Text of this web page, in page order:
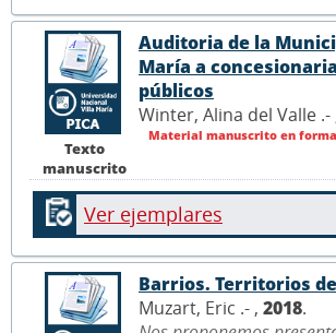
Texto
manuscrito
Auditoria de la
María a
públicos
Winter, Alina del Valle .-
Material manuscrito en
Ver ejemplares
Barrios. Territorios
Muzart, Eric .- , 2018.